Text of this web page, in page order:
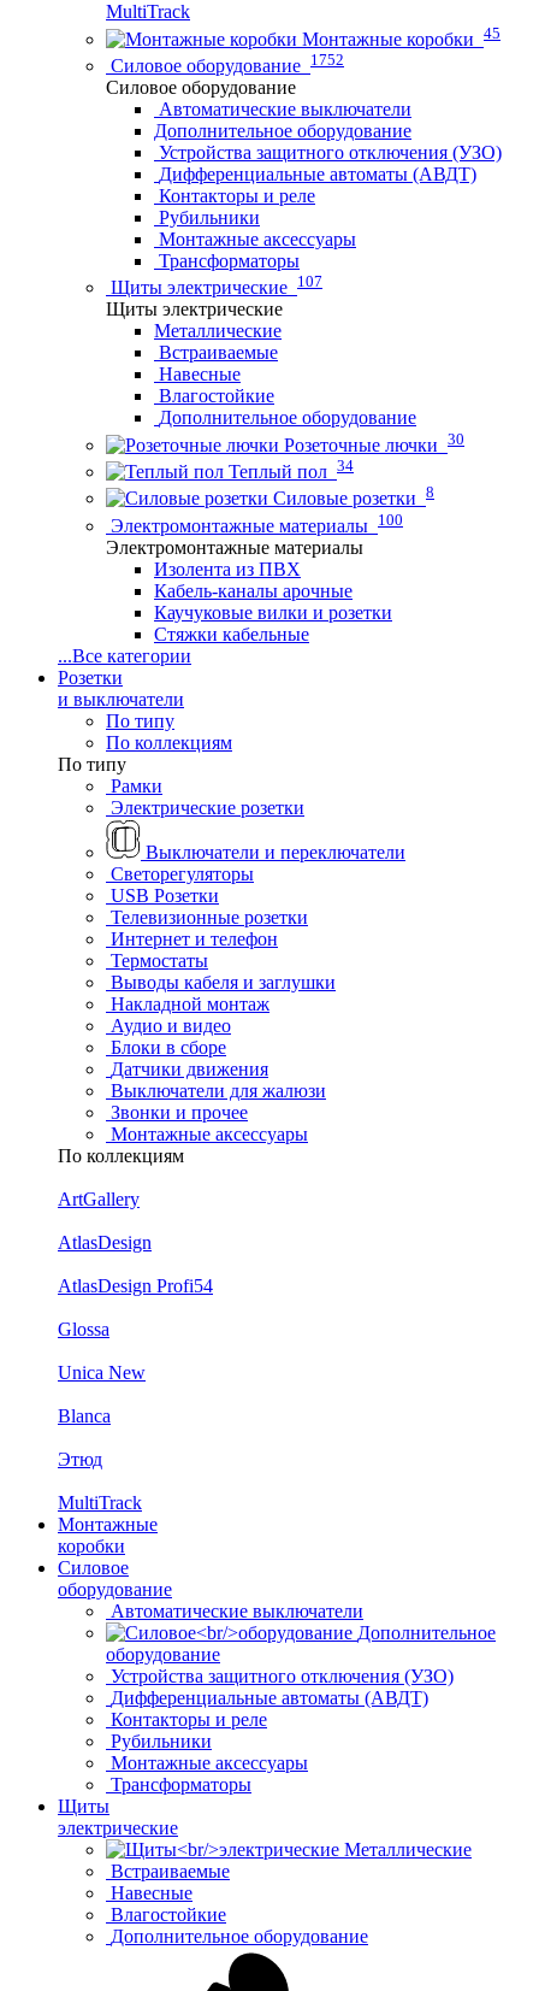
MultiTrack
Монтажные коробки 45
Силовое оборудование 1752
Силовое оборудование
Автоматические выключатели
Дополнительное оборудование
Устройства защитного отключения (УЗО)
Дифференциальные автоматы (АВДТ)
Контакторы и реле
Рубильники
Монтажные аксессуары
Трансформаторы
Щиты электрические 107
Щиты электрические
Металлические
Встраиваемые
Навесные
Влагостойкие
Дополнительное оборудование
Розеточные лючки 30
Теплый пол 34
Силовые розетки 8
Электромонтажные материалы 100
Электромонтажные материалы
Изолента из ПВХ
Кабель-каналы арочные
Каучуковые вилки и розетки
Стяжки кабельные
...Все категории
Розетки
и выключатели
По типу
По коллекциям
По типу
Рамки
Электрические розетки
Выключатели и переключатели
Светорегуляторы
USB Розетки
Телевизионные розетки
Интернет и телефон
Термостаты
Выводы кабеля и заглушки
Накладной монтаж
Аудио и видео
Блоки в сборе
Датчики движения
Выключатели для жалюзи
Звонки и прочее
Монтажные аксессуары
По коллекциям
ArtGallery
AtlasDesign
AtlasDesign Profi54
Glossa
Unica New
Blanca
Этюд
MultiTrack
Монтажные
коробки
Силовое
оборудование
Автоматические выключатели
Дополнительное
оборудование
Устройства защитного отключения (УЗО)
Дифференциальные автоматы (АВДТ)
Контакторы и реле
Рубильники
Монтажные аксессуары
Трансформаторы
Щиты
электрические
Металлические
Встраиваемые
Навесные
Влагостойкие
Дополнительное оборудование